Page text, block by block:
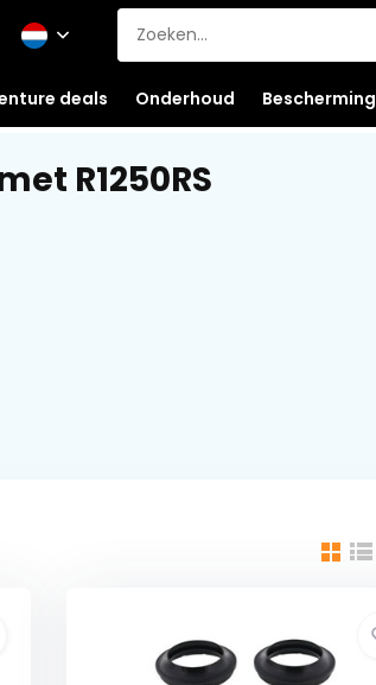
deals Onderhoud Bescherming
R1250RS